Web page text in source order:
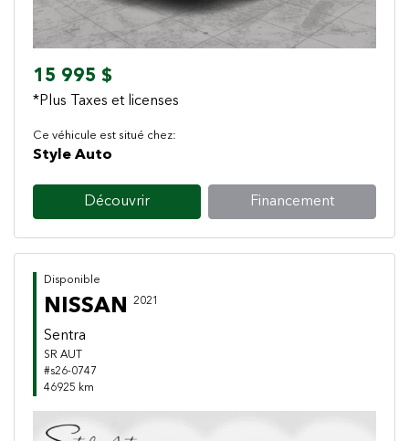
15 995 $
*Plus Taxes et licenses
Ce véhicule est situé chez:
Style Auto
Découvrir Financement
Disponible
NISSAN 2021
Sentra
SR AUT
#s26-0747
46925 km